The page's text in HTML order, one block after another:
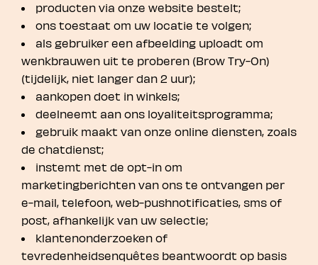
producten via onze website bestelt;
ons toestaat om uw locatie te volgen;
als gebruiker een afbeelding uploadt om
wenkbrauwen uit te proberen (Brow Try-On)
(tijdelijk, niet langer dan 2 uur);
aankopen doet in winkels;
deelneemt aan ons loyaliteitsprogramma;
gebruik maakt van onze online diensten, zoals
de chatdienst;
instemt met de opt-in om
marketingberichten van ons te ontvangen per
e-mail, telefoon, web-pushnotificaties, sms of
post, afhankelijk van uw selectie;
klantenonderzoeken of
tevredenheidsenquêtes beantwoordt op basis